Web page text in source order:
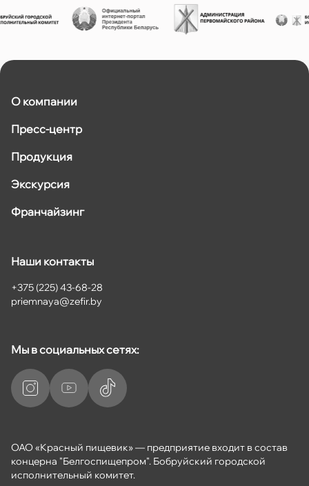
О компании
Пресс-центр
Продукция
Экскурсия
Франчайзинг
Наши контакты
+375 (225) 43-68-28
priemnaya@zefir.by
Мы в социальных сетях:
ОАО «Красный пищевик» — предприятие входит в состав
концерна "Белгоспищепром". Бобруйский городской
исполнительный комитет.